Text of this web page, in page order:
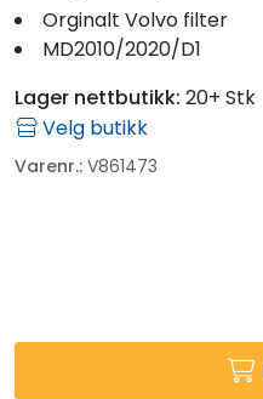
Orginalt Volvo filter
MD2010/2020/D1
Lager nettbutikk: 20+ Stk
Velg butikk
Varenr.: V861473
Kampanje